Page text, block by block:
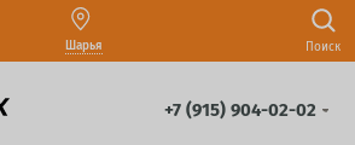
Шарья Поиск
+7 (915) 904-02-02